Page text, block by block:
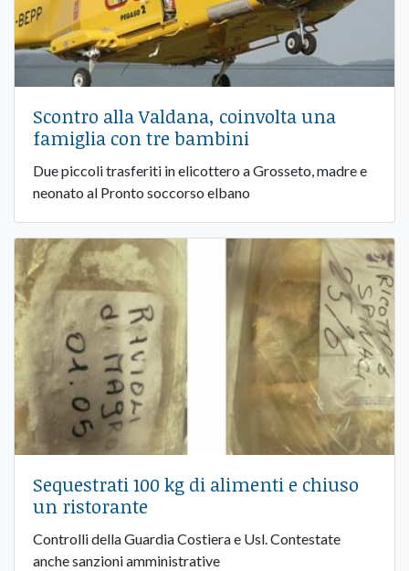
Scontro alla Valdana, coinvolta una
famiglia con tre bambini
Due piccoli trasferiti in elicottero a Grosseto, madre e
neonato al Pronto soccorso elbano
Sequestrati 100 kg di alimenti e chiuso
un ristorante
Controlli della Guardia Costiera e Usl. Contestate
anche sanzioni amministrative